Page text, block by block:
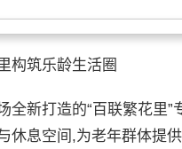
构筑乐龄生活圈
全新打造的“百联繁花里
休息空间,为老年群体提